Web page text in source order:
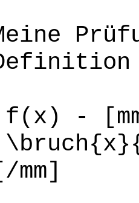
|f(x) -
mm]